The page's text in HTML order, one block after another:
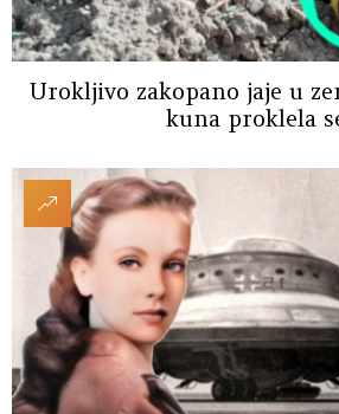
Urokljivo zakopano jaje u
kuna proklela